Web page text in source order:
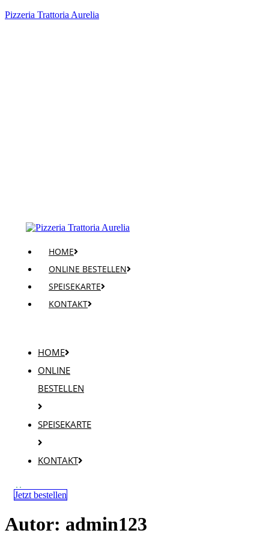
Pizzeria Trattoria Aurelia
HOME
ONLINE BESTELLEN
SPEISEKARTE
KONTAKT
HOME
ONLINE
BESTELLEN
SPEISEKARTE
KONTAKT
Jetzt bestellen
Autor: admin123